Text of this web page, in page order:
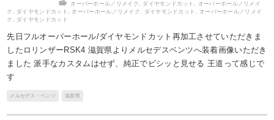
オーバーホール／リメイク , ダイヤモンドカット , オーバーホール／リメイ
ク , ダイヤモンドカット , オーバーホール／リメイク , ダイヤモンドカット , オーバーホール／リメイ
ク , ダイヤモンドカット
先日フルオーバーホール/ダイヤモンドカット再加工させていただきま
したロリンザーRSK4 滋賀県よりメルセデスベンツへ装着画像いただき
ました 派手なカスタムはせず、純正でビシッと見せる 王道って感じで
す
メルセデス・ベンツ 滋賀県